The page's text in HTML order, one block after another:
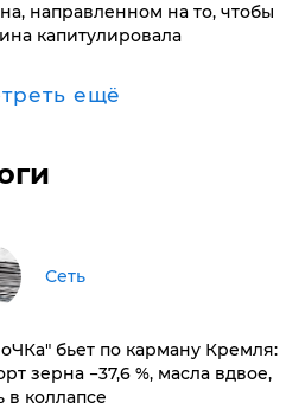
направленном на то, чтобы
капитулировала
ещё
Сеть
бьет по карману Кремля:
зерна −37,6 %, масла вдвое,
в коллапсе